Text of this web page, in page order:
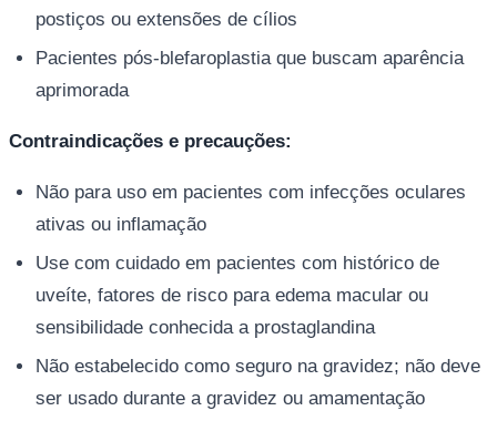
postiços ou extensões de cílios
Pacientes pós-blefaroplastia que buscam aparência
aprimorada
Contraindicações e precauções:
Não para uso em pacientes com infecções oculares
ativas ou inflamação
Use com cuidado em pacientes com histórico de
uveíte, fatores de risco para edema macular ou
sensibilidade conhecida a prostaglandina
Não estabelecido como seguro na gravidez; não deve
ser usado durante a gravidez ou amamentação